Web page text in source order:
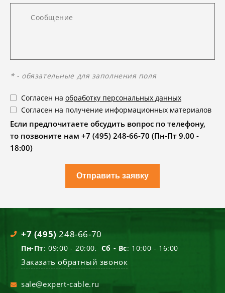
* - обязательные для заполнения поля
Согласен на обработку персональных данных
Согласен на получение информационных материалов
Если предпочитаете обсудить вопрос по телефону,
то позвоните нам +7 (495) 248-66-70 (Пн-Пт 9.00 -
18:00)
Отправить заявку
+7 (495) 248-66-70
Пн-Пт: 09:00 - 20:00, Сб - Вс: 10:00 - 16:00
Заказать обратный звонок
sale@expert-cable.ru